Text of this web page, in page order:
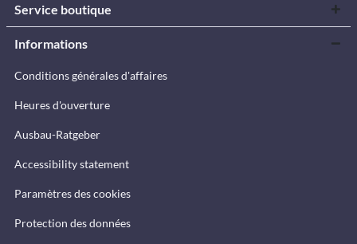
Service boutique
Informations
Conditions générales d'affaires
Heures d'ouverture
Ausbau-Ratgeber
Accessibility statement
Paramètres des cookies
Protection des données